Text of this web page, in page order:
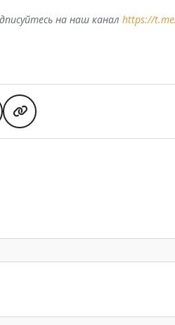
на наш каналhttps://